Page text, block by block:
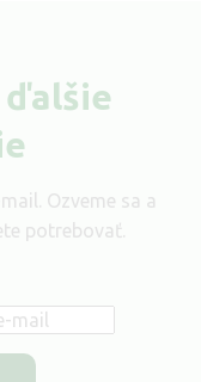
ďalšie
Ozveme sa a
potrebovať.